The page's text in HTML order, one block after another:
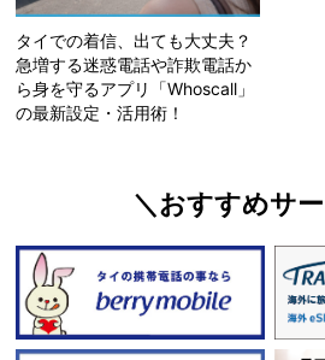
タイでの着信、出ても大丈夫？
急増する迷惑電話や詐欺電話か
ら身を守るアプリ「Whoscall」
の最新設定・活用術！
＼おすすめサ